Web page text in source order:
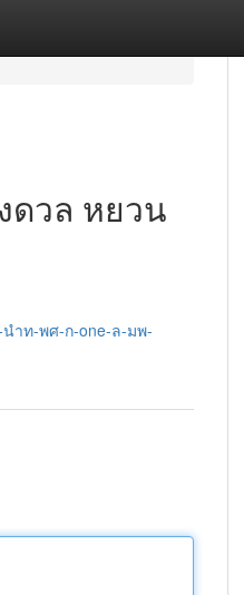
ดวล หยวน
นำท-พศ-ก-one-ล-มพ-